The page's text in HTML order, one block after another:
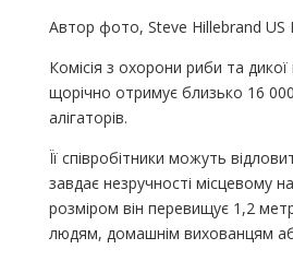
Автор фото, Steve Hillebrand US
Комісія з охорони риби та
щорічно отримує близько 16
алігаторів.
Її співробітники можуть
завдає незручності місцевому
розміром він перевищує 1,2
людям, домашнім вихованцям